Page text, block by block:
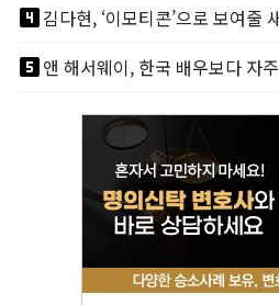
looks_4김다현, ‘이모티콘’으로 보여줄
looks_5앤 해서웨이, 한국 배우보다 자